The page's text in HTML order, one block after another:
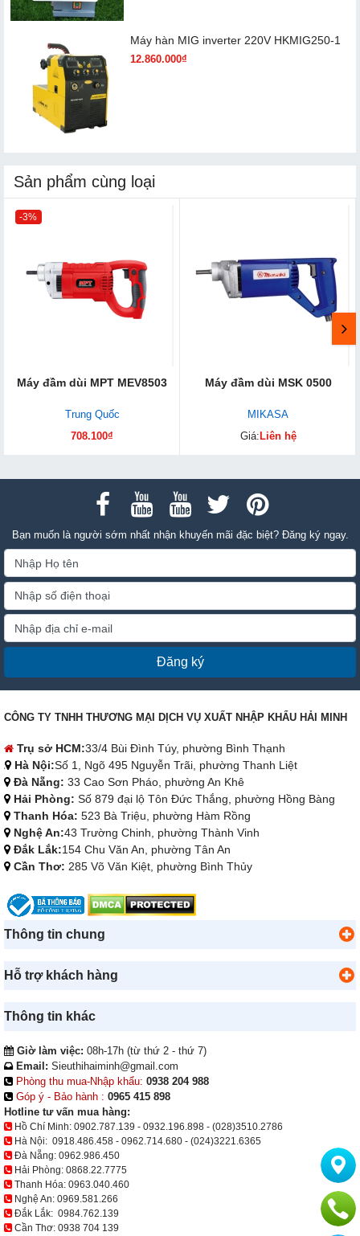
Máy hàn MIG inverter 220V HKMIG250-1
12.860.000₫
Sản phẩm cùng loại
-3%
Máy đầm dùi MPT MEV8503
Trung Quốc
708.100₫
Máy đầm dùi MSK 0500
MIKASA
Giá:Liên hệ
Bạn muốn là người sớm nhất nhận khuyến mãi đặc biệt? Đăng ký ngay.
Đăng ký
CÔNG TY TNHH THƯƠNG MẠI DỊCH VỤ XUẤT NHẬP KHẨU HẢI MINH
Trụ sở HCM:33/4 Bùi Đình Túy, phường Bình Thạnh
Hà Nội:Số 1, Ngõ 495 Nguyễn Trãi, phường Thanh Liệt
Đà Nẵng: 33 Cao Sơn Pháo, phường An Khê
Hải Phòng: Số 879 đại lộ Tôn Đức Thắng, phường Hồng Bàng
Thanh Hóa: 523 Bà Triệu, phường Hàm Rồng
Nghệ An:43 Trường Chinh, phường Thành Vinh
Đắk Lắk:154 Chu Văn An, phường Tân An
Cần Thơ: 285 Võ Văn Kiệt, phường Bình Thủy
Thông tin chung
Hỗ trợ khách hàng
Thông tin khác
Giờ làm việc: 08h-17h (từ thứ 2 - thứ 7)
Email: Sieuthihaiminh@gmail.com
Phòng thu mua-Nhập khẩu: 0938 204 988
Góp ý - Bảo hành : 0965 415 898
Hotline tư vấn mua hàng:
Hồ Chí Minh: 0902.787.139 - 0932.196.898 - (028)3510.2786
Hà Nội: 0918.486.458 - 0962.714.680 - (024)3221.6365
Đà Nẵng: 0962.986.450
Hải Phòng: 0868.22.7775
Thanh Hóa: 0963.040.460
Nghệ An: 0969.581.266
Đắk Lắk: 0984.762.139
Cần Thơ: 0938 704 139